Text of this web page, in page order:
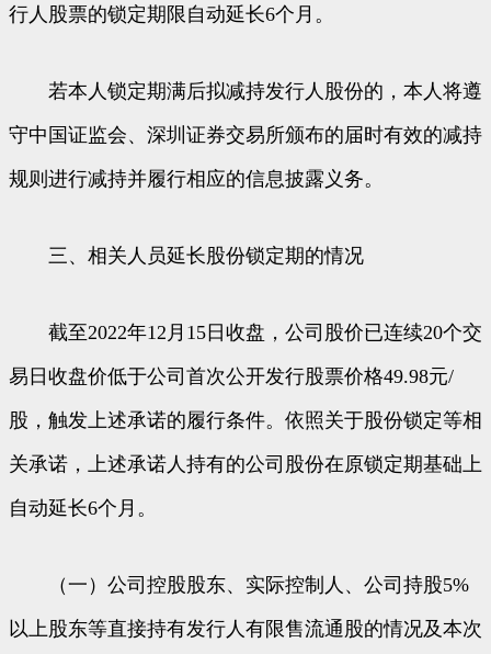
行人股票的锁定期限自动延长6个月。
若本人锁定期满后拟减持发行人股份的，本人将遵
守中国证监会、深圳证券交易所颁布的届时有效的减持
规则进行减持并履行相应的信息披露义务。
三、相关人员延长股份锁定期的情况
截至2022年12月15日收盘，公司股价已连续20个交
易日收盘价低于公司首次公开发行股票价格49.98元/
股，触发上述承诺的履行条件。依照关于股份锁定等相
关承诺，上述承诺人持有的公司股份在原锁定期基础上
自动延长6个月。
（一）公司控股股东、实际控制人、公司持股5%
以上股东等直接持有发行人有限售流通股的情况及本次